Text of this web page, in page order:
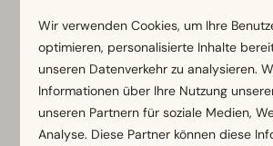
EuroParcs De IJssel
Niederlande - Overijssel
Wir verwenden Cookies, um Ihre
optimieren, personalisierte Inhalte
unseren Datenverkehr zu analysieren.
Informationen über Ihre Nutzung
unseren Partnern für soziale Medien,
Analyse. Diese Partner können diese